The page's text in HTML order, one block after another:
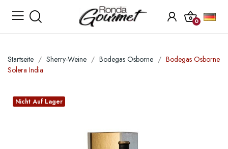
0
Startseite Sherry-Weine Bodegas Osborne
Bodegas Osborne
Solera India
Nicht Auf Lager